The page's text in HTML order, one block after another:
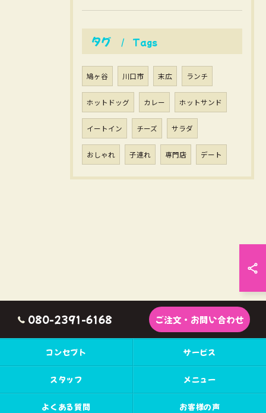
タグ Tags
鳩ヶ谷 川口市 末広 ランチ
ホットドッグ カレー ホットサンド
イートイン チーズ サラダ
おしゃれ 子連れ 専門店 デート
080-2391-6168 ご注文・お問い合わせ
コンセプト サービス
スタッフ メニュー
よくある質問 お客様の声